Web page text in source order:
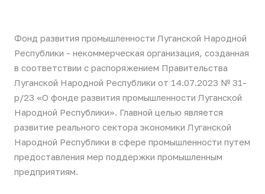
Фонд развития промышленности Луганской Народной
Республики - некоммерческая организация, созданная
в соответствии с распоряжением Правительства
Луганской Народной Республики от 14.07.2023 № 31-
р/23 «О фонде развития промышленности Луганской
Народной Республики». Главной целью является
развитие реального сектора экономики Луганской
Народной Республики в сфере промышленности путем
предоставления мер поддержки промышленным
предприятиям.